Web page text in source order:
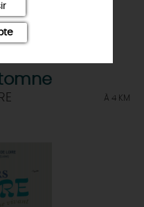
À 4 KM